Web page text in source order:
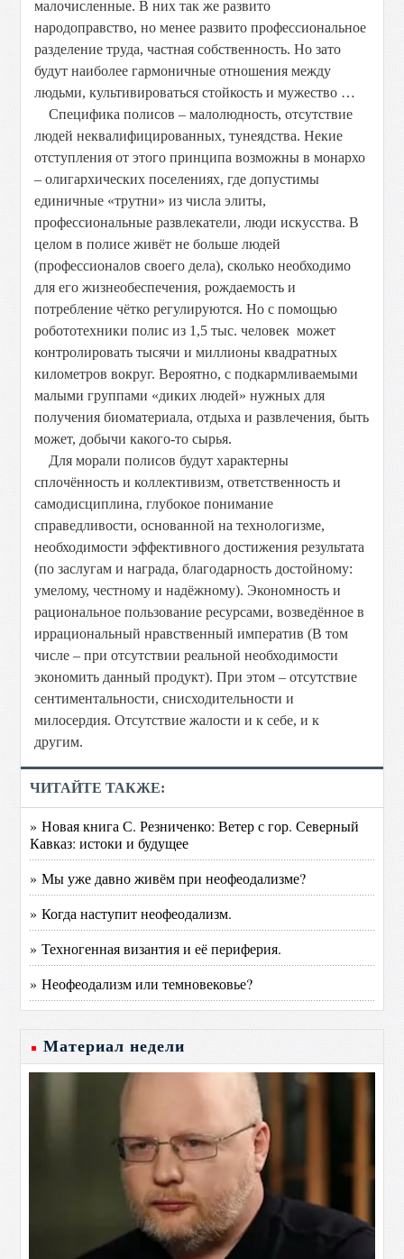
малочисленные. В них так же развито
народоправство, но менее развито профессиональное
разделение труда, частная собственность. Но зато
будут наиболее гармоничные отношения между
людьми, культивироваться стойкость и мужество …
Специфика полисов – малолюдность, отсутствие
людей неквалифицированных, тунеядства. Некие
отступления от этого принципа возможны в монархо
– олигархических поселениях, где допустимы
единичные «трутни» из числа элиты,
профессиональные развлекатели, люди искусства. В
целом в полисе живёт не больше людей
(профессионалов своего дела), сколько необходимо
для его жизнеобеспечения, рождаемость и
потребление чётко регулируются. Но с помощью
робототехники полис из 1,5 тыс. человек может
контролировать тысячи и миллионы квадратных
километров вокруг. Вероятно, с подкармливаемыми
малыми группами «диких людей» нужных для
получения биоматериала, отдыха и развлечения, быть
может, добычи какого-то сырья.
Для морали полисов будут характерны
сплочённость и коллективизм, ответственность и
самодисциплина, глубокое понимание
справедливости, основанной на технологизме,
необходимости эффективного достижения результата
(по заслугам и награда, благодарность достойному:
умелому, честному и надёжному). Экономность и
рациональное пользование ресурсами, возведённое в
иррациональный нравственный императив (В том
числе – при отсутствии реальной необходимости
экономить данный продукт). При этом – отсутствие
сентиментальности, снисходительности и
милосердия. Отсутствие жалости и к себе, и к
другим.
ЧИТАЙТЕ ТАКЖЕ:
» Новая книга С. Резниченко: Ветер с гор. Северный
Кавказ: истоки и будущее
» Мы уже давно живём при неофеодализме?
» Когда наступит неофеодализм.
» Техногенная византия и её периферия.
» Неофеодализм или темновековье?
Материал недели